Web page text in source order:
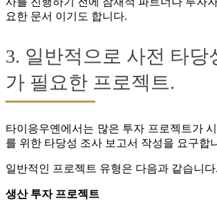
요한 문서 이기도 합니다.
3. 일반적으로 사전 타당
가 필요한 프로젝트.
타이응우옌에서는 많은 투자 프로젝트가
를 위한 타당성 조사 보고서 작성을 요구합
일반적인 프로젝트 유형은 다음과 같습니다.
생산 투자 프로젝트